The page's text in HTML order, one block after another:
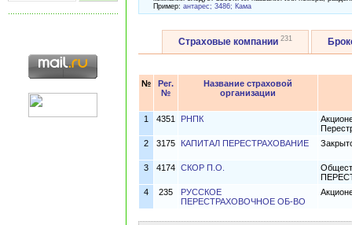
Пример: антарес; 3486; Кама
Страховые компании 231
№
Рег.
№
Название страховой
организации
1 4351 РНПК
2
3175 КАПИТАЛ ПЕРЕСТРАХОВАНИЕ
3 4174 СКОР П.О.
4
235
РУССКОЕ
ПЕРЕСТРАХОВОЧНОЕ ОБ-ВО